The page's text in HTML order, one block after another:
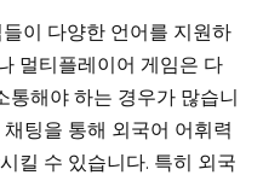
이 다양한 언어를 지원하
멀티플레이어 게임은 다
해야 하는 경우가 많습니
팅을 통해 외국어 어휘력
킬 수 있습니다. 특히 외국